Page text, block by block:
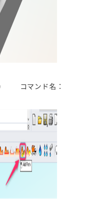
） コマンド名：